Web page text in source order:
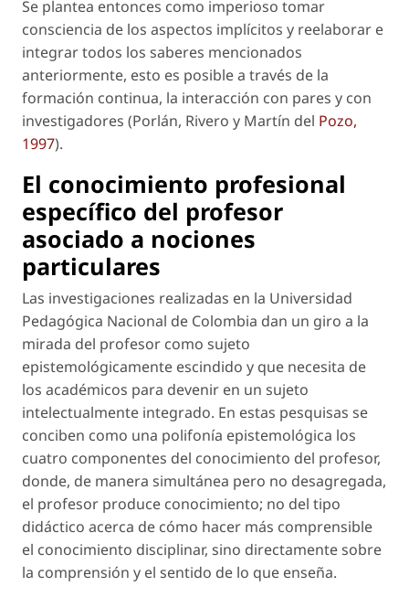
Se plantea entonces como imperioso tomar
consciencia de los aspectos implícitos y reelaborar e
integrar todos los saberes mencionados
anteriormente, esto es posible a través de la
formación continua, la interacción con pares y con
investigadores (Porlán, Rivero y Martín del Pozo,
1997).
El conocimiento profesional
específico del profesor
asociado a nociones
particulares
Las investigaciones realizadas en la Universidad
Pedagógica Nacional de Colombia dan un giro a la
mirada del profesor como sujeto
epistemológicamente escindido y que necesita de
los académicos para devenir en un sujeto
intelectualmente integrado. En estas pesquisas se
conciben como una polifonía epistemológica los
cuatro componentes del conocimiento del profesor,
donde, de manera simultánea pero no desagregada,
el profesor produce conocimiento; no del tipo
didáctico acerca de cómo hacer más comprensible
el conocimiento disciplinar, sino directamente sobre
la comprensión y el sentido de lo que enseña.